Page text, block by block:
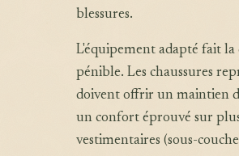
blessures.
L'équipement adapté fait
pénible. Les chaussures
doivent offrir un maintien
un confort éprouvé sur
vestimentaires (sous-